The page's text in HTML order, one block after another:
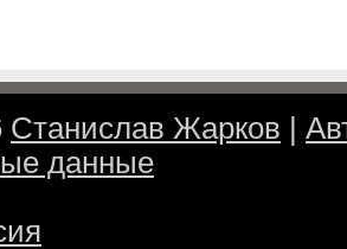
Станислав Жарков
данные